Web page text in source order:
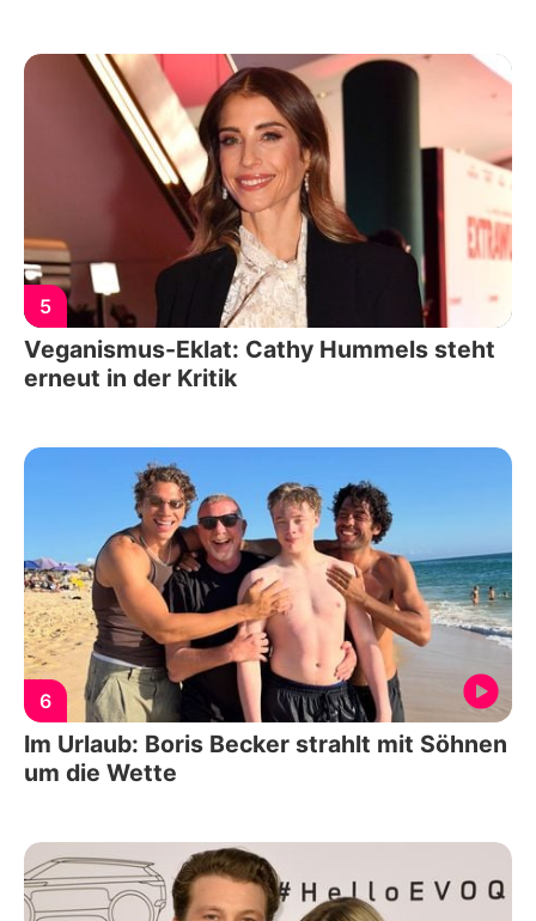
5
Veganismus-Eklat: Cathy Hummels steht
erneut in der Kritik
6
Im Urlaub: Boris Becker strahlt mit Söhnen
um die Wette